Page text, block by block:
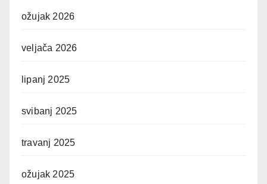
ožujak 2026
veljača 2026
lipanj 2025
svibanj 2025
travanj 2025
ožujak 2025